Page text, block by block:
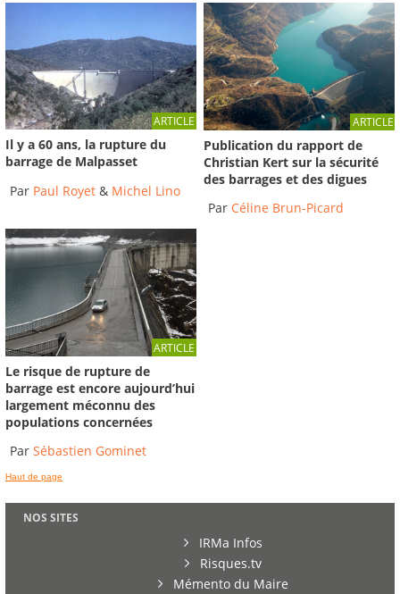
ARTICLE
Il y a 60 ans, la rupture du
barrage de Malpasset
Par Paul Royet & Michel Lino
ARTICLE
Publication du rapport de
Christian Kert sur la sécurité
des barrages et des digues
Par Céline Brun-Picard
ARTICLE
Le risque de rupture de
barrage est encore aujourd’hui
largement méconnu des
populations concernées
Par Sébastien Gominet
Haut de page
NOS SITES
IRMa Infos
Risques.tv
Mémento du Maire